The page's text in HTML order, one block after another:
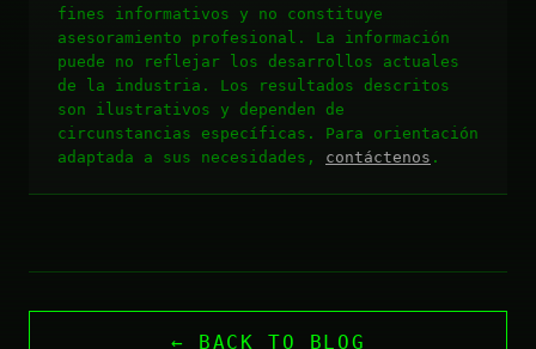
fines informativos y no constituye
asesoramiento profesional. La información
puede no reflejar los desarrollos actuales
de la industria. Los resultados descritos
son ilustrativos y dependen de
circunstancias específicas. Para orientación
adaptada a sus necesidades, contáctenos .
← BACK TO BLOG